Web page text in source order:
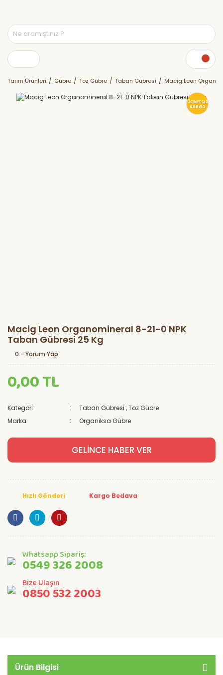
Tarım Ürünleri Gübre Toz Gübre Taban Gübresi Macig Leon
ÜCRETSİZ
KARGO
Macig Leon Organomineral 8-21-0 NPK
Taban Gübresi 25 Kg
0 - Yorum Yap
0,00 TL
Kategori Taban Gübresi ,Toz Gübre
Marka
Organiksa Gübre
GELİNCE HABER VER
Hızlı Gönderi Kargo Bedava
Whatsapp Sipariş:
0549 326 2008
Bize Ulaşın
0850 532 2003
Ürün Bilgisi